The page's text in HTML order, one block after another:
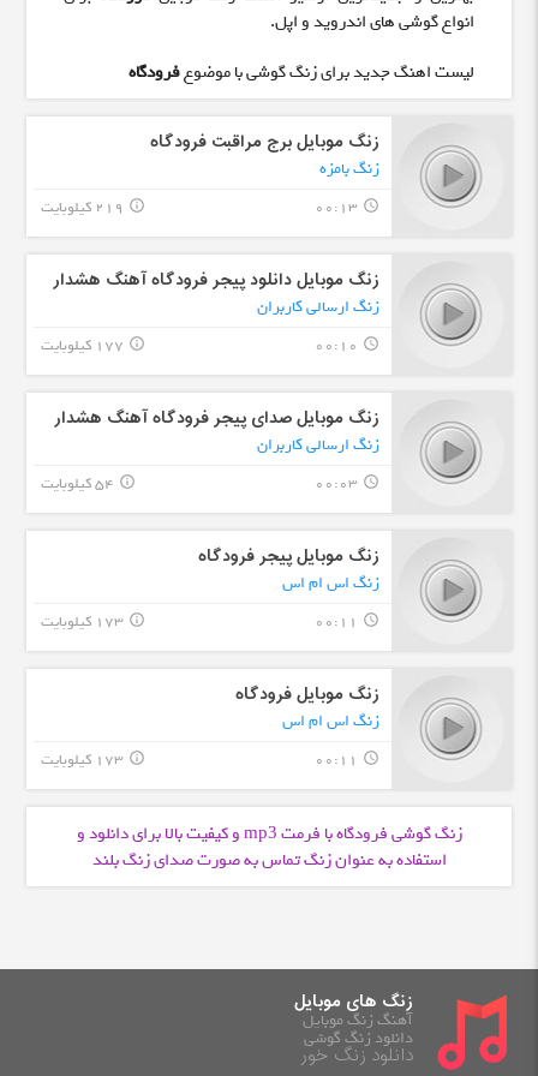
انواع گوشی های اندروید و اپل.
لیست اهنگ جدید برای زنگ گوشی با موضوعفرودگاه
زنگ موبایل برج مراقبت فرودگاه
زنگ بامزه
query_builder
00:13 219 کیلوبایت info_outline
زنگ موبایل دانلود پیجر فرودگاه آهنگ هشدار
زنگ ارسالی کاربران
query_builder
00:10 177 کیلوبایت info_outline
زنگ موبایل صدای پیجر فرودگاه آهنگ هشدار
زنگ ارسالی کاربران
query_builder
00:03 54 کیلوبایت info_outline
زنگ موبایل پیجر فرودگاه
زنگ اس ام اس
query_builder
00:11 173 کیلوبایت info_outline
زنگ موبایل فرودگاه
زنگ اس ام اس
query_builder
00:11 173 کیلوبایت info_outline
زنگ گوشی فرودگاه با فرمت mp3 و کیفیت بالا برای دانلود و
استفاده به عنوان زنگ تماس به صورت صدای زنگ بلند
زنگ های موبایل
آهنگ زنگ موبایل
دانلود زنگ گوشی
دانلود زنگ خور